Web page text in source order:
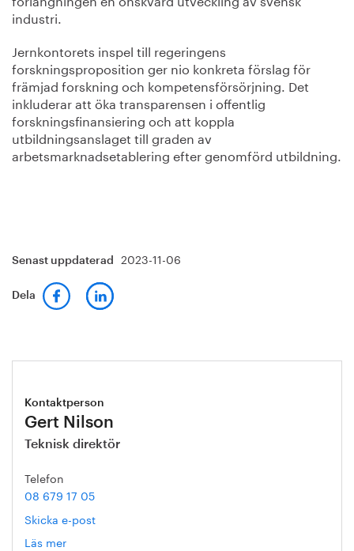
industri.
Jernkontorets inspel till regeringens
forskningsproposition ger nio konkreta förslag för
främjad forskning och kompetensförsörjning. Det
inkluderar att öka transparensen i offentlig
forskningsfinansiering och att koppla
utbildningsanslaget till graden av
arbetsmarknadsetablering efter genomförd utbildning.
Senast uppdaterad 2023-11-06
Dela
Kontaktperson
Gert Nilson
Teknisk direktör
Telefon
08 679 17 05
Skicka e-post
Läs mer